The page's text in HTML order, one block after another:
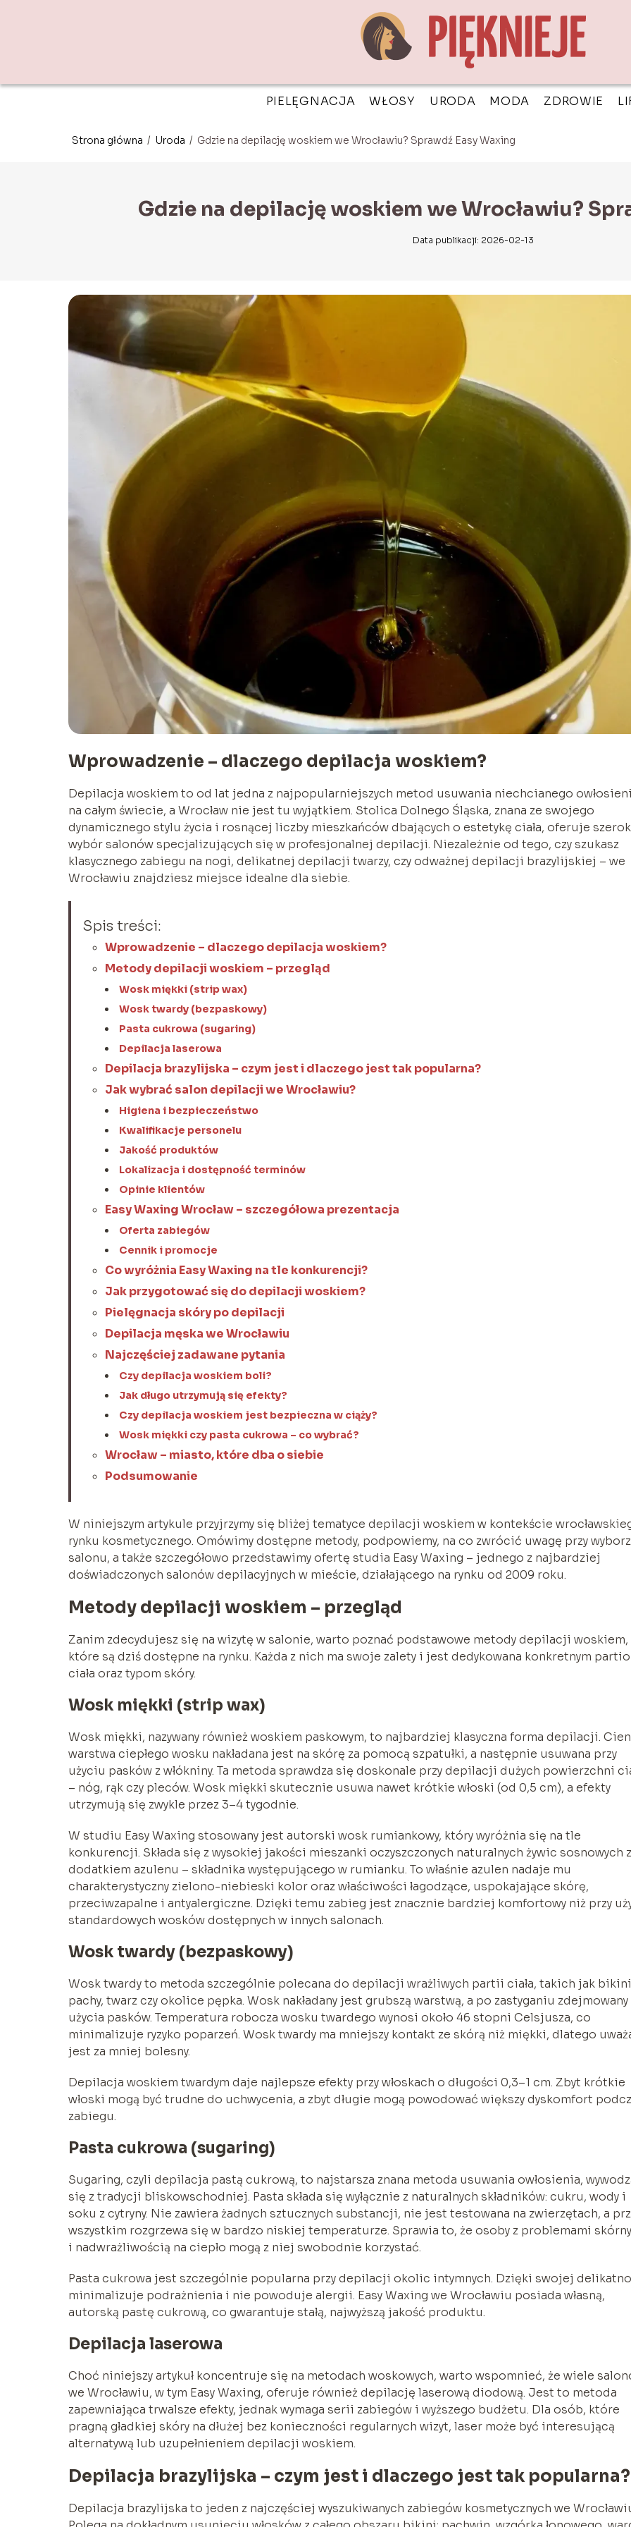
PIELĘGNACJA WŁOSY URODA MODA ZDROWIE
Strona główna / Uroda / Gdzie na depilację woskiem we Wrocławiu? Sprawdź Easy Waxing
Gdzie na depilację woskiem we Wrocławiu?
Data publikacji: 2026-02-13
Wprowadzenie – dlaczego depilacja woskiem?
Depilacja woskiem to od lat jedna z najpopularniejszych metod usuwania niechcianego
na całym świecie, a Wrocław nie jest tu wyjątkiem. Stolica Dolnego Śląska, znana ze swojego
dynamicznego stylu życia i rosnącej liczby mieszkańców dbających o estetykę ciała, oferuje
wybór salonów specjalizujących się w profesjonalnej depilacji. Niezależnie od tego, czy szukasz
klasycznego zabiegu na nogi, delikatnej depilacji twarzy, czy odważnej depilacji brazylijskiej – we
Wrocławiu znajdziesz miejsce idealne dla siebie.
Spis treści:
Wprowadzenie – dlaczego depilacja woskiem?
Metody depilacji woskiem – przegląd
Wosk miękki (strip wax)
Wosk twardy (bezpaskowy)
Pasta cukrowa (sugaring)
Depilacja laserowa
Depilacja brazylijska – czym jest i dlaczego jest tak popularna?
Jak wybrać salon depilacji we Wrocławiu?
Higiena i bezpieczeństwo
Kwalifikacje personelu
Jakość produktów
Lokalizacja i dostępność terminów
Opinie klientów
Easy Waxing Wrocław – szczegółowa prezentacja
Oferta zabiegów
Cennik i promocje
Co wyróżnia Easy Waxing na tle konkurencji?
Jak przygotować się do depilacji woskiem?
Pielęgnacja skóry po depilacji
Depilacja męska we Wrocławiu
Najczęściej zadawane pytania
Czy depilacja woskiem boli?
Jak długo utrzymują się efekty?
Czy depilacja woskiem jest bezpieczna w ciąży?
Wosk miękki czy pasta cukrowa – co wybrać?
Wrocław – miasto, które dba o siebie
Podsumowanie
W niniejszym artykule przyjrzymy się bliżej tematyce depilacji woskiem w kontekście
rynku kosmetycznego. Omówimy dostępne metody, podpowiemy, na co zwrócić uwagę przy
salonu, a także szczegółowo przedstawimy ofertę studia Easy Waxing – jednego z najbardziej
doświadczonych salonów depilacyjnych w mieście, działającego na rynku od 2009 roku.
Metody depilacji woskiem – przegląd
Zanim zdecydujesz się na wizytę w salonie, warto poznać podstawowe metody depilacji woskiem,
które są dziś dostępne na rynku. Każda z nich ma swoje zalety i jest dedykowana konkretnym
ciała oraz typom skóry.
Wosk miękki (strip wax)
Wosk miękki, nazywany również woskiem paskowym, to najbardziej klasyczna forma depilacji.
warstwa ciepłego wosku nakładana jest na skórę za pomocą szpatułki, a następnie usuwana przy
użyciu pasków z włókniny. Ta metoda sprawdza się doskonale przy depilacji dużych powierzchni
– nóg, rąk czy pleców. Wosk miękki skutecznie usuwa nawet krótkie włoski (od 0,5 cm), a efekty
utrzymują się zwykle przez 3–4 tygodnie.
W studiu Easy Waxing stosowany jest autorski wosk rumiankowy, który wyróżnia się na tle
konkurencji. Składa się z wysokiej jakości mieszanki oczyszczonych naturalnych żywic sosnowych z
dodatkiem azulenu – składnika występującego w rumianku. To właśnie azulen nadaje mu
charakterystyczny zielono-niebieski kolor oraz właściwości łagodzące, uspokajające skórę,
przeciwzapalne i antyalergiczne. Dzięki temu zabieg jest znacznie bardziej komfortowy niż przy
standardowych wosków dostępnych w innych salonach.
Wosk twardy (bezpaskowy)
Wosk twardy to metoda szczególnie polecana do depilacji wrażliwych partii ciała, takich jak
pachy, twarz czy okolice pępka. Wosk nakładany jest grubszą warstwą, a po zastyganiu zdejmowany
użycia pasków. Temperatura robocza wosku twardego wynosi około 46 stopni Celsjusza, co
minimalizuje ryzyko poparzeń. Wosk twardy ma mniejszy kontakt ze skórą niż miękki, dlatego
jest za mniej bolesny.
Depilacja woskiem twardym daje najlepsze efekty przy włoskach o długości 0,3–1 cm. Zbyt krótkie
włoski mogą być trudne do uchwycenia, a zbyt długie mogą powodować większy dyskomfort
zabiegu.
Pasta cukrowa (sugaring)
Sugaring, czyli depilacja pastą cukrową, to najstarsza znana metoda usuwania owłosienia,
się z tradycji bliskowschodniej. Pasta składa się wyłącznie z naturalnych składników: cukru, wody i
soku z cytryny. Nie zawiera żadnych sztucznych substancji, nie jest testowana na zwierzętach, a
wszystkim rozgrzewa się w bardzo niskiej temperaturze. Sprawia to, że osoby z problemami
i nadwrażliwością na ciepło mogą z niej swobodnie korzystać.
Pasta cukrowa jest szczególnie popularna przy depilacji okolic intymnych. Dzięki swojej
minimalizuje podrażnienia i nie powoduje alergii. Easy Waxing we Wrocławiu posiada własną,
autorską pastę cukrową, co gwarantuje stałą, najwyższą jakość produktu.
Depilacja laserowa
Choć niniejszy artykuł koncentruje się na metodach woskowych, warto wspomnieć, że wiele
we Wrocławiu, w tym Easy Waxing, oferuje również depilację laserową diodową. Jest to metoda
zapewniająca trwalsze efekty, jednak wymaga serii zabiegów i wyższego budżetu. Dla osób, które
pragną gładkiej skóry na dłużej bez konieczności regularnych wizyt, laser może być interesującą
alternatywą lub uzupełnieniem depilacji woskiem.
Depilacja brazylijska – czym jest i dlaczego jest tak popularna?
Depilacja brazylijska to jeden z najczęściej wyszukiwanych zabiegów kosmetycznych we